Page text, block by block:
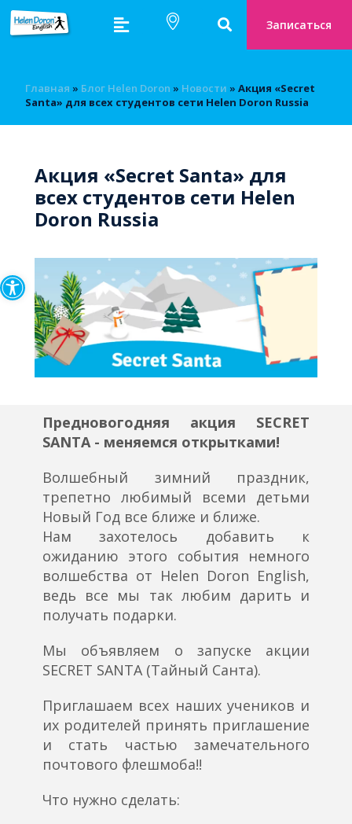
Открыть панель
Записаться
Главная » Блог Helen Doron » Новости »Акция «Secret
Santa» для всех студентов сети Helen Doron Russia
Акция «Secret Santa» для
всех студентов сети Helen
Doron Russia
Предновогодняя акция SECRET
SANTA - меняемся открытками!
Волшебный зимний праздник,
трепетно любимый всеми детьми
Новый Год все ближе и ближе.⠀
Нам захотелось добавить к
ожиданию этого события немного
волшебства от Helen Doron English,
ведь все мы так любим дарить и
получать подарки.
Мы объявляем о запуске акции
SECRET SANTA (Тайный Санта).
Приглашаем всех наших учеников и
их родителей принять приглашение
и стать частью замечательного
почтового флешмоба!!
Что нужно сделать: